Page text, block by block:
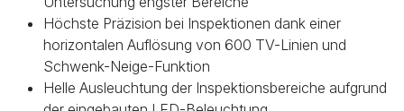
Höchste Präzision bei Inspektionen dank einer
horizontalen Auflösung von 600 TV-Linien und
Schwenk-Neige-Funktion
Helle Ausleuchtung der Inspektionsbereiche aufgrund